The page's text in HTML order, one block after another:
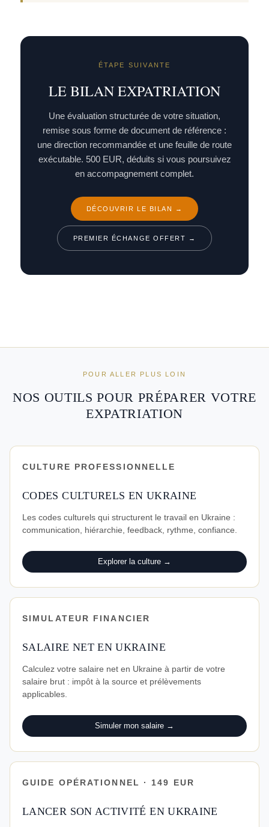
ÉTAPE SUIVANTE
LE BILAN EXPATRIATION
Une évaluation structurée de votre situation,
remise sous forme de document de référence :
une direction recommandée et une feuille de route
exécutable. 500 EUR, déduits si vous poursuivez
en accompagnement complet.
DÉCOUVRIR LE BILAN →
PREMIER ÉCHANGE OFFERT →
POUR ALLER PLUS LOIN
NOS OUTILS POUR PRÉPARER VOTRE
EXPATRIATION
CULTURE PROFESSIONNELLE
CODES CULTURELS EN UKRAINE
Les codes culturels qui structurent le travail en Ukraine :
communication, hiérarchie, feedback, rythme, confiance.
Explorer la culture →
SIMULATEUR FINANCIER
SALAIRE NET EN UKRAINE
Calculez votre salaire net en Ukraine à partir de votre
salaire brut : impôt à la source et prélèvements
applicables.
Simuler mon salaire →
GUIDE OPÉRATIONNEL · 149 EUR
LANCER SON ACTIVITÉ EN UKRAINE